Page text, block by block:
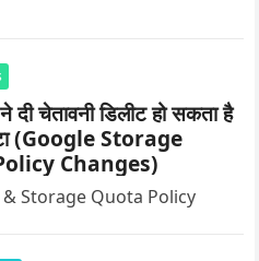
चेतावनी डिलीट हो सकता है
(Google Storage
Changes)
Storage Quota Policy